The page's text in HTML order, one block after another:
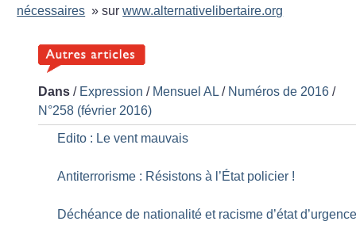
nécessaires »surwww.alternativelibertaire.org
Dans / Expression / Mensuel AL/ Numéros de 2016 /
N°258 (février 2016)
Edito : Le vent mauvais
Antiterrorisme : Résistons à l’État policier !
Déchéance de nationalité et racisme d’état